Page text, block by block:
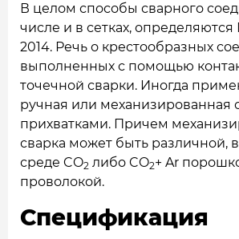
В целом способы сварного
числе и в сетках, определяются
2014. Речь о крестообразных
выполненных с помощью
точечной сварки. Иногда
ручная или механизированная
прихватками. Причем
сварка может быть различной,
среде CO2 либо CO2+ Ar
проволокой.
Спецификация